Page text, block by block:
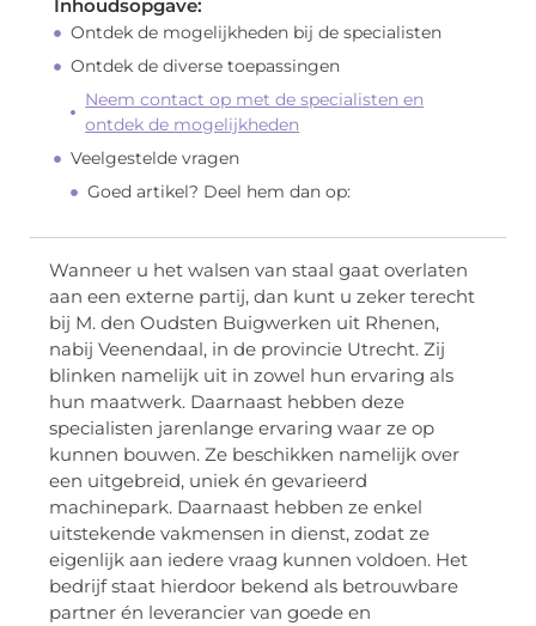
Inhoudsopgave:
Ontdek de mogelijkheden bij de specialisten
Ontdek de diverse toepassingen
Neem contact op met de specialisten en
ontdek de mogelijkheden
Veelgestelde vragen
Goed artikel? Deel hem dan op:
Wanneer u het walsen van staal gaat overlaten
aan een externe partij, dan kunt u zeker terecht
bij M. den Oudsten Buigwerken uit Rhenen,
nabij Veenendaal, in de provincie Utrecht. Zij
blinken namelijk uit in zowel hun ervaring als
hun maatwerk. Daarnaast hebben deze
specialisten jarenlange ervaring waar ze op
kunnen bouwen. Ze beschikken namelijk over
een uitgebreid, uniek én gevarieerd
machinepark. Daarnaast hebben ze enkel
uitstekende vakmensen in dienst, zodat ze
eigenlijk aan iedere vraag kunnen voldoen. Het
bedrijf staat hierdoor bekend als betrouwbare
partner én leverancier van goede en